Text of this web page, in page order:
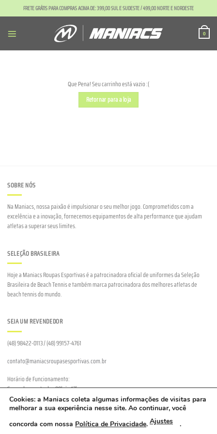
FRETE GRÁTIS PARA COMPRAS ACIMA DE: 399,00 SUL E SUDESTE / 499,00 NORTE E NORDESTE
0
Que Pena! Seu carrinho está vazio :(
Retornar para a loja
SOBRE NÓS
Na Maniacs, nossa paixão é impulsionar o seu melhor jogo. Comprometidos com a
excelência e a inovação, fornecemos equipamentos de alta performance que ajudam
atletas a superar seus limites.
SELEÇÃO BRASILEIRA
Hoje a Maniacs Roupas Esportivas é a patrocinadora oficial de uniformes da Seleção
Brasileira de Beach Tennis e também marca patrocinadora dos melhores atletas de
beach tennis do mundo.
SEJA UM REVENDEDOR
(48) 98422-0113 / (48) 99157-4761
contato@maniacsroupasesportivas.com.br
Horário de Funcionamento:
Segunda a sexta das 08h às 17h
Cookies: a Maniacs coleta algumas informações de visitas para
melhorar a sua experiência nesse site. Ao continuar, você
concorda com nossa Política de Privacidade. Ajustes .